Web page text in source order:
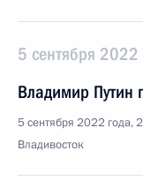
5 сентября 2022
Владимир Путин
5 сентября 2022 года,
Владивосток